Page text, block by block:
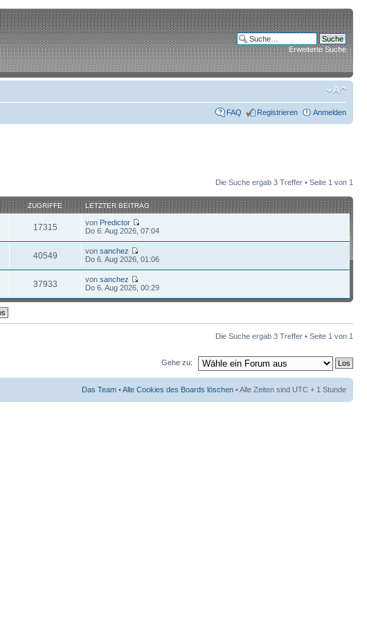
Erweiterte Suche
FAQ Registrieren Anmelden
Die Suche ergab 3 Treffer • Seite 1 von 1
ZUGRIFFE LETZTER BEITRAG
17315 von Predictor
Do 6. Aug 2026, 07:04
40549 vonsanchez
Do 6. Aug 2026, 01:06
37933 vonsanchez
Do 6. Aug 2026, 00:29
Die Suche ergab 3 Treffer • Seite 1 von 1
Gehe zu:
Das Team •Alle Cookies des Boards löschen • Alle Zeiten sind UTC + 1 Stunde